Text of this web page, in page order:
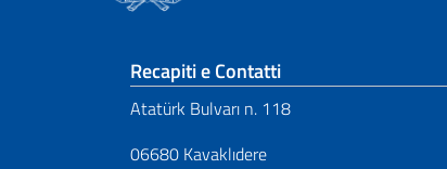
Sezione footer
Recapiti e Contatti
Atatürk Bulvarı n. 118
06680 Kavaklıdere